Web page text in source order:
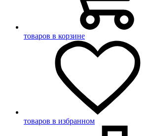
товаров в корзине
товаров в избранном